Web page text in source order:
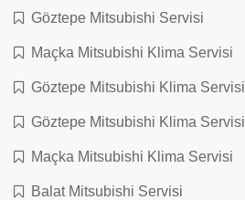
Göztepe Mitsubishi Servisi
Maçka Mitsubishi Klima Servisi
Göztepe Mitsubishi Klima Servisi
Göztepe Mitsubishi Klima Servisi
Maçka Mitsubishi Klima Servisi
Balat Mitsubishi Servisi